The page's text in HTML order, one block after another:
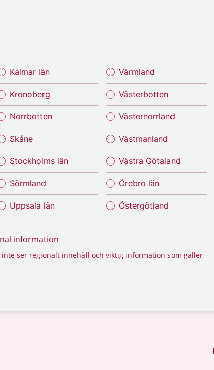
Kalmar län
Kronoberg
Norrbotten
Skåne
Stockholms län
Sörmland
Uppsala län
Värmland
Västerbotten
Västernorrland
Västmanland
Västra Götaland
Örebro län
Östergötland
information
ser regionalt innehåll och viktig information som gäller